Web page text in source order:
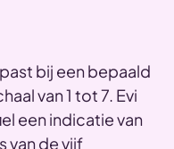
bij een bepaald
van 1 tot 7. Evi
een indicatie van
van de vijf